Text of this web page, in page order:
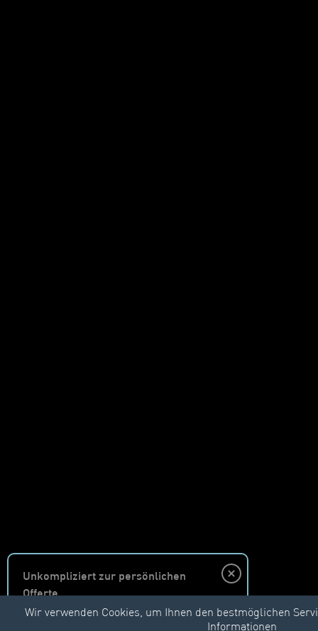
Wir verwenden Cookies, um Ihnen den bestmöglichen
Informationen
Unkompliziert zur persönlichen
Offerte